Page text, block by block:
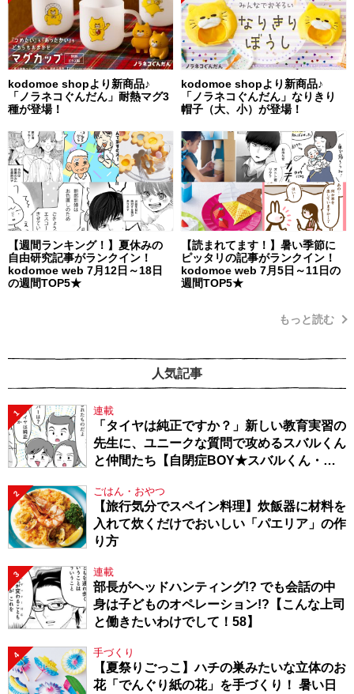
kodomoe shopより新商品♪
「ノラネコぐんだん」耐熱マグ3
種が登場！
kodomoe shopより新商品♪
「ノラネコぐんだん」なりきり
帽子（大、小）が登場！
【週間ランキング！】夏休みの
自由研究記事がランクイン！
kodomoe web 7月12日～18日
の週間TOP5★
【読まれてます！】暑い季節に
ピッタリの記事がランクイン！
kodomoe web 7月5日～11日の
週間TOP5★
もっと読む
人気記事
1 連載
「タイヤは純正ですか？」新しい教育実習の
先生に、ユニークな質問で攻めるスバルくん
と仲間たち【自閉症BOY★スバルくん・
2 ごはん・おやつ
【旅行気分でスペイン料理】炊飯器に材料を
入れて炊くだけでおいしい「パエリア」の作
り方
3 連載
部長がヘッドハンティング!? でも会話の中
身は子どものオペレーション!?【こんな上司
と働きたいわけでして！58】
4 手づくり
【夏祭りごっこ】ハチの巣みたいな立体のお
花「でんぐり紙の花」を手づくり！ 暑い日